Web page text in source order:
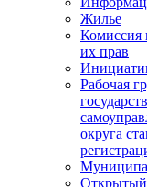
Жилье
Комиссия
их прав
Рабочая
округа